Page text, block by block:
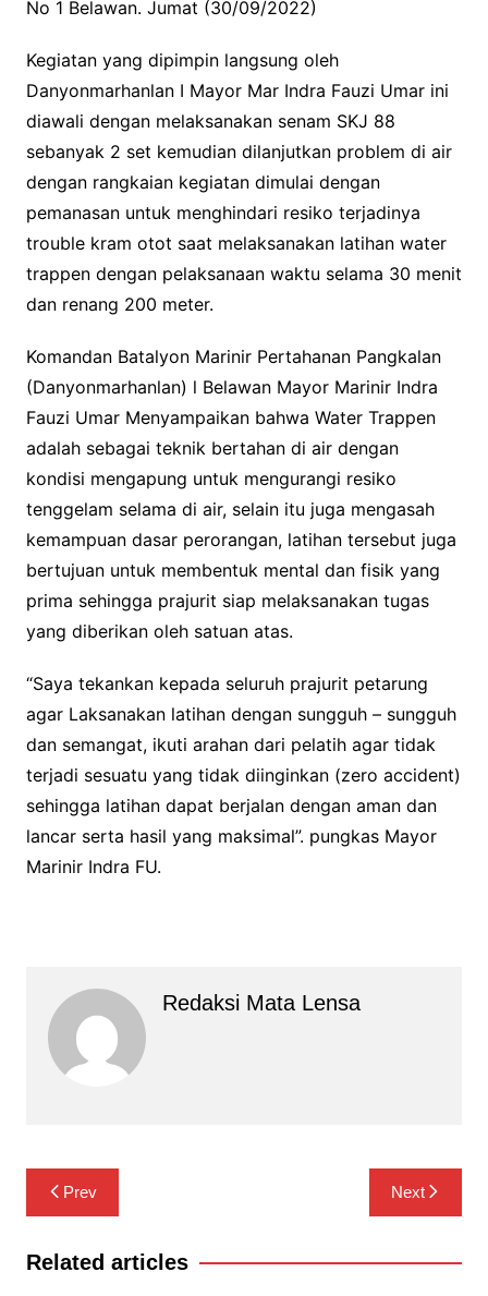
No 1 Belawan. Jumat (30/09/2022)
Kegiatan yang dipimpin langsung oleh
Danyonmarhanlan I Mayor Mar Indra Fauzi Umar ini
diawali dengan melaksanakan senam SKJ 88
sebanyak 2 set kemudian dilanjutkan problem di air
dengan rangkaian kegiatan dimulai dengan
pemanasan untuk menghindari resiko terjadinya
trouble kram otot saat melaksanakan latihan water
trappen dengan pelaksanaan waktu selama 30 menit
dan renang 200 meter.
Komandan Batalyon Marinir Pertahanan Pangkalan
(Danyonmarhanlan) l Belawan Mayor Marinir Indra
Fauzi Umar Menyampaikan bahwa Water Trappen
adalah sebagai teknik bertahan di air dengan
kondisi mengapung untuk mengurangi resiko
tenggelam selama di air, selain itu juga mengasah
kemampuan dasar perorangan, latihan tersebut juga
bertujuan untuk membentuk mental dan fisik yang
prima sehingga prajurit siap melaksanakan tugas
yang diberikan oleh satuan atas.
“Saya tekankan kepada seluruh prajurit petarung
agar Laksanakan latihan dengan sungguh – sungguh
dan semangat, ikuti arahan dari pelatih agar tidak
terjadi sesuatu yang tidak diinginkan (zero accident)
sehingga latihan dapat berjalan dengan aman dan
lancar serta hasil yang maksimal”. pungkas Mayor
Marinir Indra FU.
Redaksi Mata Lensa
Navigasi
pos
Prev Next
Related articles